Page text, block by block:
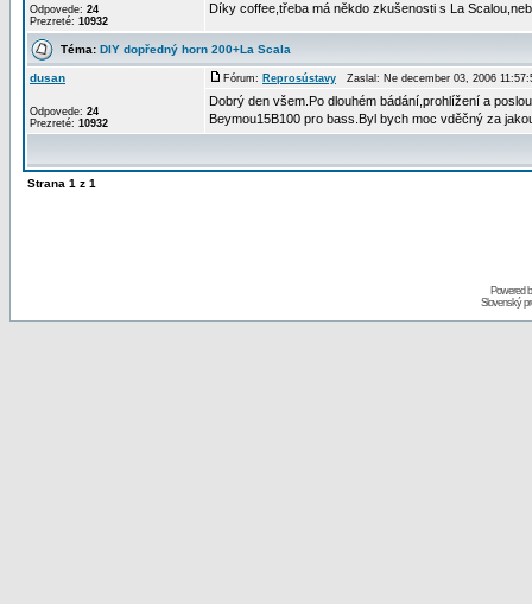
Odpovede: 24
Prezreté: 10932
Díky coffee,třeba má někdo zkušenosti s La
Téma: DIY dopředný horn 200+La Scala
dusan
Odpovede: 24
Prezreté: 10932
Fórum: Reprosústavy Zaslal: Ne december 03, 2006
Dobrý den všem.Po dlouhém bádání,prohlížení a
Beymou15B100 pro bass.Byl bych moc vděčný za
Strana 1 z 1
Powered
Slovenský